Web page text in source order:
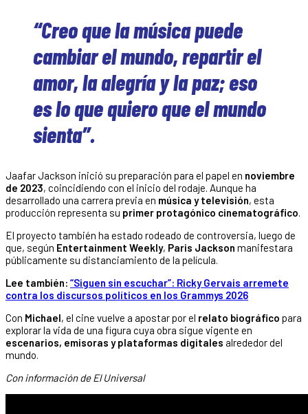
“Creo que la música puede
cambiar el mundo, repartir el
amor, la alegría y la paz; eso
es lo que quiero que el mundo
sienta”.
Jaafar Jackson inició su preparación para el papel en noviembre
de 2023, coincidiendo con el inicio del rodaje. Aunque ha
desarrollado una carrera previa en música y televisión, esta
producción representa su primer protagónico cinematográfico.
El proyecto también ha estado rodeado de controversia, luego de
que, según Entertainment Weekly, Paris Jackson manifestara
públicamente su distanciamiento de la película.
Lee también: “Siguen sin escuchar”: Ricky Gervais arremete
contra los discursos políticos en los Grammys 2026
Con Michael, el cine vuelve a apostar por el relato biográfico para
explorar la vida de una figura cuya obra sigue vigente en
escenarios, emisoras y plataformas digitales alrededor del
mundo.
Con información de El Universal